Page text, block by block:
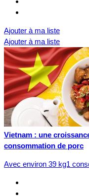
Ajouter à ma liste
Ajouter à ma liste
Vietnam : une
consommation de porc
Avec environ 39 kg1